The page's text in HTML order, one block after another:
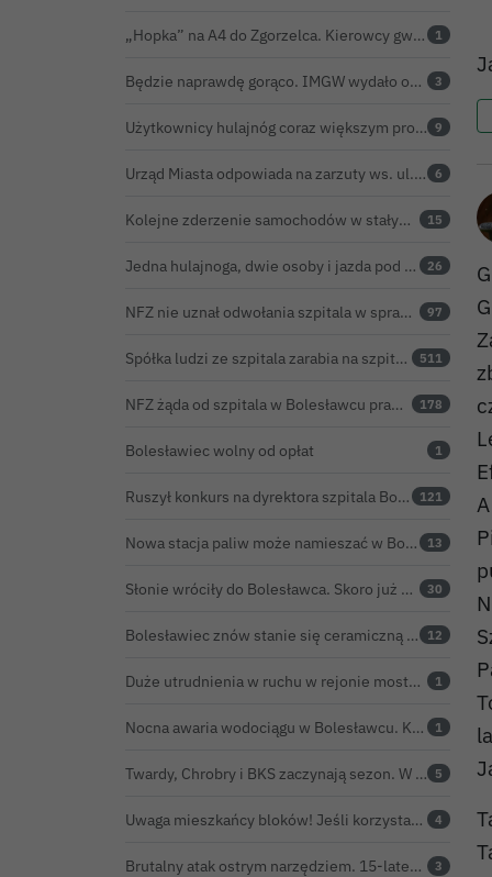
„Hopka” na A4 do Zgorzelca. Kierowcy gwałtownie hamują, GDDKiA wyjaśnia, skąd problem 1
Będzie naprawdę gorąco. IMGW wydało ostrzeżenie dla powiatu bolesławieckiego 3
Użytkownicy hulajnóg coraz większym problemem. Czy Bolesławiec powinien pójść śladem Gniezna? 9
Urząd Miasta odpowiada na zarzuty ws. ul. Sokolej. „Droga spełnia wszystkie normy” 6
Kolejne zderzenie samochodów w stałym punkcie na obwodnicy Bolesławca 15
Jedna hulajnoga, dwie osoby i jazda pod prąd. Kolejne skrajnie nieodpowiedzialne zachowanie na ulicach Bolesławca 26
NFZ nie uznał odwołania szpitala w sprawie prawie 5,9 mln zł. Barczyk: rozważamy sąd 97
Spółka ludzi ze szpitala zarabia na szpitalu w Bolesławcu. Kwoty pozostają tajne 511
NFZ żąda od szpitala w Bolesławcu prawie 5,9 mln zł. Potężny cios po kontroli rozliczeń 178
Bolesławiec wolny od opłat 1
Ruszył konkurs na dyrektora szpitala Bolesławiec-Zgorzelec. Rozstrzygnięcie już w czerwcu? 121
Nowa stacja paliw może namieszać w Bolesławcu. Ceny mogą być niższe nawet o 30 groszy na litrze 13
Słonie wróciły do Bolesławca. Skoro już są, powinny dostać imiona? 30
Bolesławiec znów stanie się ceramiczną stolicą Polski. Zbliża się 32. Święto Ceramiki 12
Duże utrudnienia w ruchu w rejonie mostu w Bolesławcu 1
Nocna awaria wodociągu w Bolesławcu. Kilka ulic bez wody 1
Twardy, Chrobry i BKS zaczynają sezon. W Nowogrodźcu derby i pomoc dla Jakuba w powrocie do zdrowia 5
Uwaga mieszkańcy bloków! Jeśli korzystacie z tzw. junkersów, przeczytajcie to koniecznie 4
Brutalny atak ostrym narzędziem. 15-latek w stanie ciężkim trafił do szpitala 3